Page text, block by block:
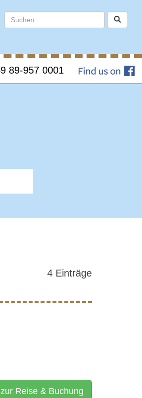
89-957 0001
4 Einträge
zur Reise & Buchung